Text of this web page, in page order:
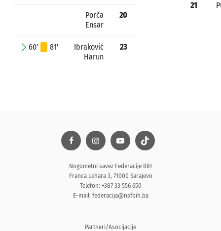
Porča
Ensar
20
60' 81'
Ibraković
Harun
23
21
Nogometni savez Federacije BiH
Franca Lehara 3, 71000 Sarajevo
Telefon: +387 33 556 650
E-mail: federacija@nsfbih.ba
Partneri/Asocijacije